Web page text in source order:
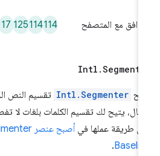
مع المتصفح 114
125
17
Intl.
Intl.Segmenter تقسيم النص
يتيح لك تقسيم الكلمات بلغات لا تفصل
طريقة عملها في
.